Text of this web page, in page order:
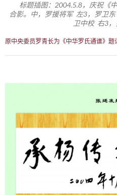
标题插图：2004.5.8，庆祝《
合影。中，罗援将军 左3，罗卫
卫中校 右3
原中央委员罗青长为《中华罗氏通谱》题